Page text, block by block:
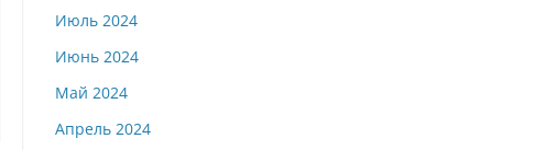
Июль 2024
Июнь 2024
Май 2024
Апрель 2024